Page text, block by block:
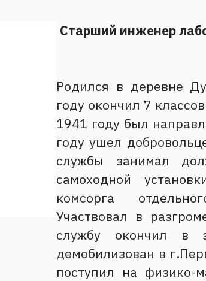
Старший инженер
Родился в деревне
году окончил 7
1941 году был
году ушел
службы занимал
самоходной
комсорга
Участвовал в
службу окончил в
демобилизован в
поступил на физико-